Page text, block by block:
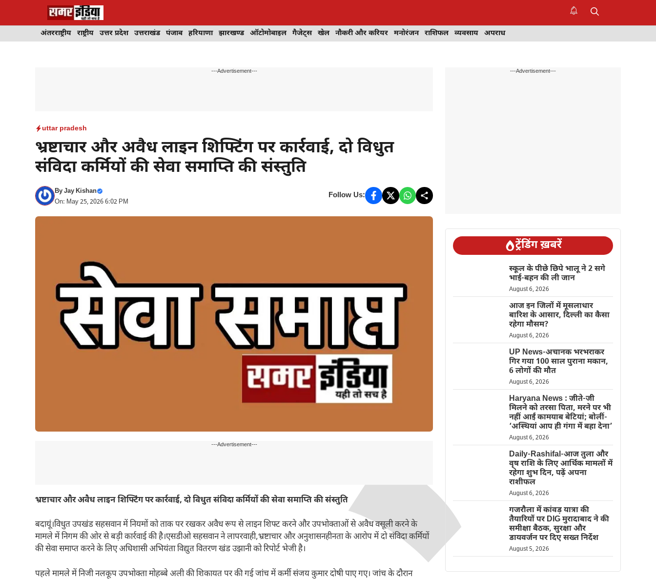
अंतरराष्ट्रीय राष्ट्रीय उत्तर प्रदेश उत्तराखंड पंजाब हरियाणा झारखण्ड ऑटोमोबाइल गैजेट्स खेल नौकरी और करियर मनोरंजन राशिफल व्यवसाय अपराध
---Advertisement---
uttar pradesh
भ्रष्टाचार और अवैध लाइन शिफ्टिंग पर कार्रवाई, दो विधुत
संविदा कर्मियों की सेवा समाप्ति की संस्तुति
ByJay Kishan
On: May 25, 2026 6:02 PM
Follow Us:
---Advertisement---
भ्रष्टाचार और अवैध लाइन शिफ्टिंग पर कार्रवाई, दो विधुत संविदा कर्मियों की सेवा समाप्ति की संस्तुति
बदायूं।विधुत उपखंड सहसवान में नियमों को ताक पर रखकर अवैध रूप से लाइन शिफ्ट करने और उपभोक्ताओं से अवैध वसूली करने के
मामले में निगम की ओर से बड़ी कार्रवाई की है।एसडीओ सहसवान ने लापरवाही,भ्रष्टाचार और अनुशासनहीनता के आरोप में दो संविदा कर्मियों
की सेवा समाप्त करने के लिए अधिशासी अभियंता विद्युत वितरण खंड उझानी को रिपोर्ट भेजी है।
पहले मामले में निजी नलकूप उपभोक्ता मोहब्बे अली की शिकायत पर की गई जांच में कर्मी संजय कुमार दोषी पाए गए। जांच के दौरान
---Advertisement---
ट्रेंडिंग ख़बरें
स्कूल के पीछे छिपे भालू ने 2 सगे
भाई-बहन की ली जान
August 6, 2026
आज इन जिलों में मूसलाधार
बारिश के आसार, दिल्ली का कैसा
रहेगा मौसम?
August 6, 2026
UP News-अचानक भरभराकर
गिर गया 100 साल पुराना मकान,
6 लोगों की मौत
August 6, 2026
Haryana News : जीते-जी
मिलने को तरसा पिता, मरने पर भी
नहीं आईं कामयाब बेटियां; बोलीं-
‘अस्थियां आप ही गंगा में बहा देना’
August 6, 2026
Daily-Rashifal-आज तुला और
वृष राशि के लिए आर्थिक मामलों में
रहेगा शुभ दिन, पढ़ें अपना
राशीफल
August 6, 2026
गजरौला में कांवड़ यात्रा की
तैयारियों पर DIG मुरादाबाद ने की
समीक्षा बैठक, सुरक्षा और
डायवर्जन पर दिए सख्त निर्देश
August 5, 2026